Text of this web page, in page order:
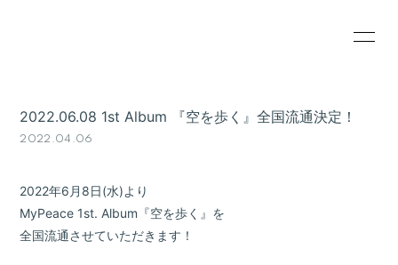
SCHEDULE PROFILE
GOODS
2022.06.08 1st Album 『空を歩く』全国流通決定！
2022.04.06
2022年6月8日(水)より
MyPeace 1st. Album『空を歩く』を
全国流通させていただきます！